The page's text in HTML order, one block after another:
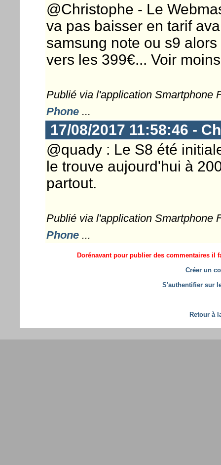
@Christophe - Le
va pas baisser en tarif
samsung note ou s9
vers les 399€... Voir moins
Publié via l'application Smartphone
Phone...
17/08/2017 11:58:46 -
@quady : Le S8 été
le trouve aujourd'hui à
partout.
Publié via l'application Smartphone
Phone...
Dorénavant pour publier des commentaires il
Créer un
S'authentifier sur
Retour à